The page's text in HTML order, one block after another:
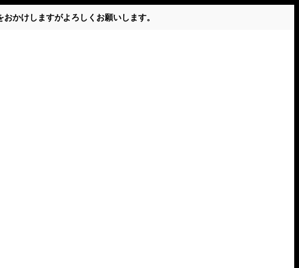
かけしますがよろしくお願いします。